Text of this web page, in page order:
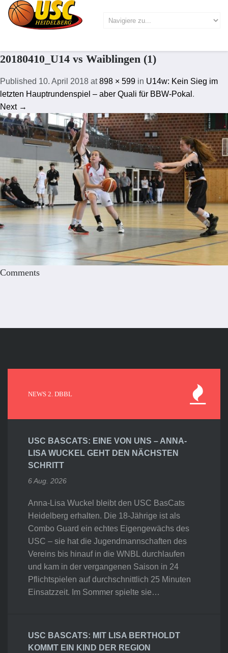
20180410_U14 vs Waiblingen (1)
Published 10. April 2018 at898 × 599 in U14w: Kein Sieg im
letzten Hauptrundenspiel – aber Quali für BBW-Pokal .
Next →
Comments
NEWS 2. DBBL
USC BASCATS: EINE VON UNS – ANNA-
LISA WUCKEL GEHT DEN NÄCHSTEN
SCHRITT
6 Aug. 2026
Anna-Lisa Wuckel bleibt den USC BasCats
Heidelberg erhalten. Die 18-Jährige ist als
Combo Guard ein echtes Eigengewächs des
USC – sie hat die Jugendmannschaften des
Vereins bis hinauf in die WNBL durchlaufen
und kam in der vergangenen Saison in 24
Pflichtspielen auf durchschnittlich 25 Minuten
Einsatzzeit. Im Sommer spielte sie…
USC BASCATS: MIT LISA BERTHOLDT
KOMMT EIN KIND DER REGION